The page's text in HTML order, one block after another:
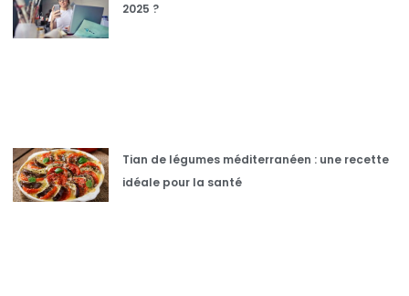
2025 ?
Tian de légumes méditerranéen : une recette
idéale pour la santé